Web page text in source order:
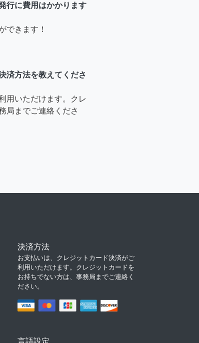
行に費用はかかります
できます！
済方法を教えてくださ
用いただけます。クレ
局までご連絡くださ
決済方法
お支払いは、クレジットカード決済がご
利用いただけます。クレジットカードを
お持ちでない方は、事務局までご連絡く
ださい。
言語設定